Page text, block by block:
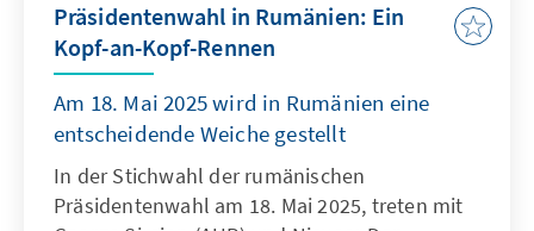
Golf- Staaten – längst zu zentralen
Gestaltungsakteuren im Nahen und Mittleren
Osten aufgestie- gen – führt auch für die USA
kein Weg mehr vorbei.
Präsidentenwahl in Rumänien: Ein
Kopf-an-Kopf-Rennen
Am 18. Mai 2025 wird in Rumänien eine
entscheidende Weiche gestellt
In der Stichwahl der rumänischen
Präsidentenwahl am 18. Mai 2025, treten mit